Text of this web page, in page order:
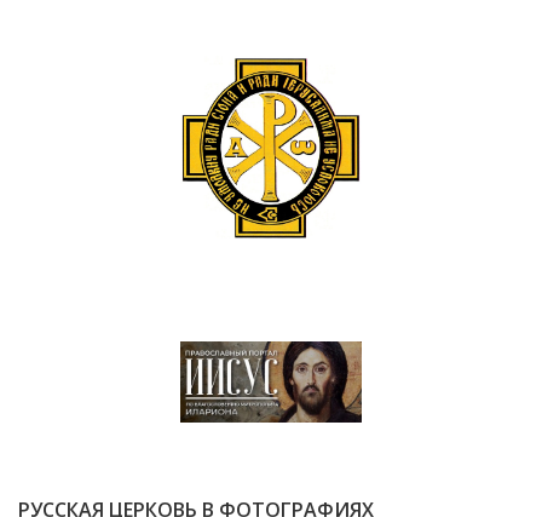
РУССКАЯ ЦЕРКОВЬ В ФОТОГРАФИЯХ